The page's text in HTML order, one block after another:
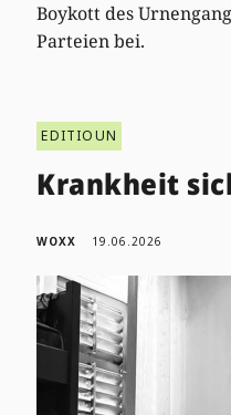
Boykott des
Parteien bei.
EDITIOUN
Krankheit
WOXX 19.06.2026